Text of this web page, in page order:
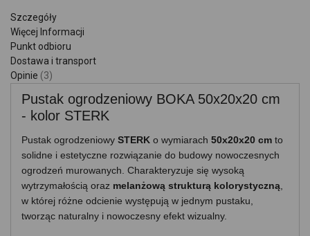
Szczegóły
Więcej Informacji
Punkt odbioru
Dostawa i transport
Opinie
3
Pustak ogrodzeniowy BOKA 50x20x20 cm
- kolor STERK
Pustak ogrodzeniowy STERK o wymiarach 50x20x20 cm to
solidne i estetyczne rozwiązanie do budowy nowoczesnych
ogrodzeń murowanych. Charakteryzuje się wysoką
wytrzymałością oraz melanżową strukturą kolorystyczną
w której różne odcienie występują w jednym pustaku,
tworząc naturalny i nowoczesny efekt wizualny.